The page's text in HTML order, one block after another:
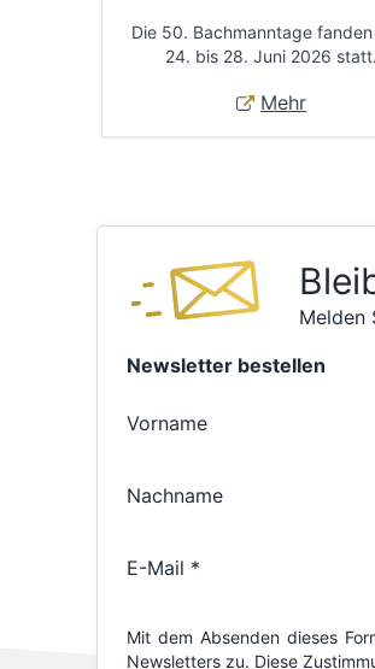
Die 50. Bachmanntage
24. bis 28. Juni 2026 statt.
Mehr
Melden